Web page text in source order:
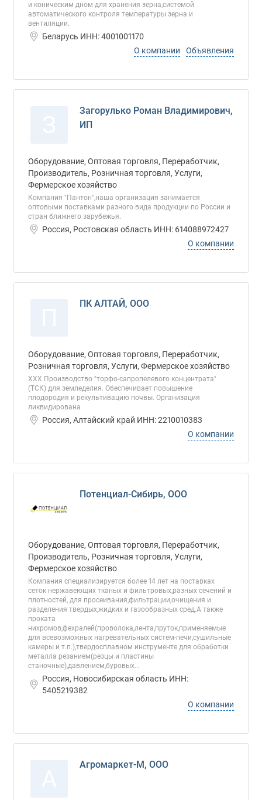
и коническим дном для хранения зерна,системой
автоматического контроля температуры зерна и
вентиляции.
Беларусь ИНН: 4001001170
О компании
Объявления
Загорулько Роман Владимирович,
ИП
Оборудование, Оптовая торговля, Переработчик,
Производитель, Розничная торговля, Услуги,
Фермерское хозяйство
Компания "Пантон",наша организация занимается
оптовыми поставками разного вида продукции по России и
стран ближнего зарубежья.
Россия, Ростовская область ИНН: 614088972427
О компании
ПК АЛТАЙ, ООО
Оборудование, Оптовая торговля, Переработчик,
Розничная торговля, Услуги, Фермерское хозяйство
ХХХ Производство "торфо-сапропелевого концентрата"
(ТСК) для земледелия. Обеспечивает повышение
плодородия и рекультивацию почвы. Организация
ликвидирована
Россия, Алтайский край ИНН: 2210010383
О компании
Потенциал-Сибирь, ООО
Оборудование, Оптовая торговля, Переработчик,
Производитель, Розничная торговля, Услуги,
Фермерское хозяйство
Компания специализируется более 14 лет на поставках
сеток нержавеющих тканых и фильтровых,разных сечений и
плотностей, для просеивания,фильтрации,очищения и
разделения твердых,жидких и газообразных сред.А также
проката
нихромов,фехралей(проволока,лента,пруток,применяемые
для всевозможных нагревательных систем-печи,сушильные
камеры и т.п.),твердосплавном инструменте для обработки
металла резанием(резцы и пластины
станочные),давлением,буровых...
Россия, Новосибирская область ИНН:
5405219382
О компании
Агромаркет-М, ООО